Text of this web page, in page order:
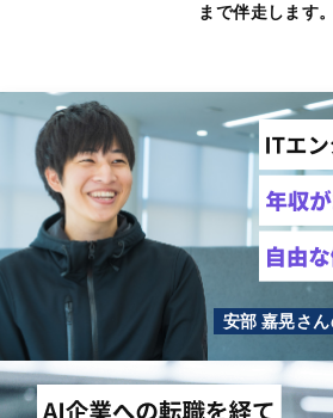
まで伴走します。
安部 嘉晃さ